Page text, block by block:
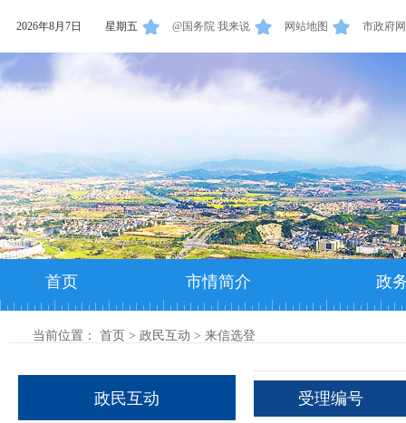
2026年8月7日 星期五 @国务院 我来说 网站地图 市政府
首页 市情简介 政
当前位置： 首页 > 政民互动 > 来信选登
政民互动 受理编号